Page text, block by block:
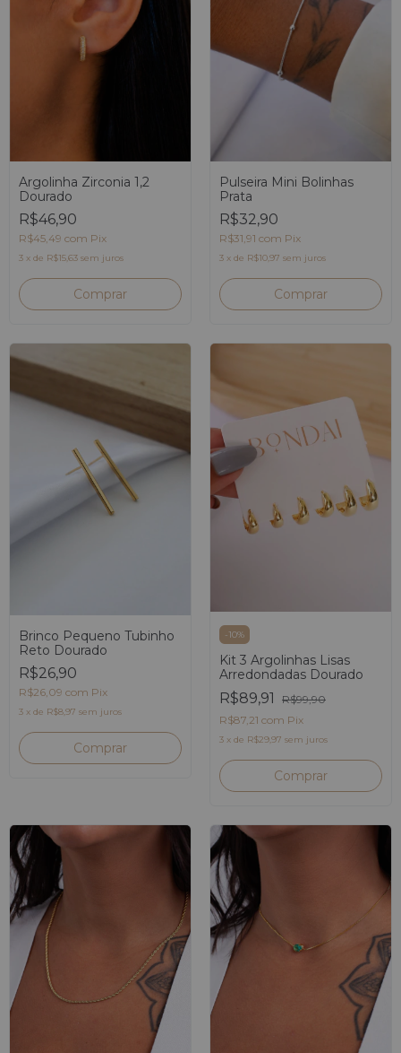
Argolinha Zirconia 1,2
Dourado
R$46,90
R$45,49 com Pix
3 x de R$15,63 sem juros
Pulseira Mini Bolinhas
Prata
R$32,90
R$31,91 com Pix
3 x de R$10,97 sem juros
Comprar
Brinco Pequeno Tubinho
Reto Dourado
R$26,90
R$26,09 com Pix
3 x de R$8,97 sem juros
-10%
Kit 3 Argolinhas Lisas
Arredondadas Dourado
R$89,91
R$99,90
R$87,21 com Pix
3 x de R$29,97 sem juros